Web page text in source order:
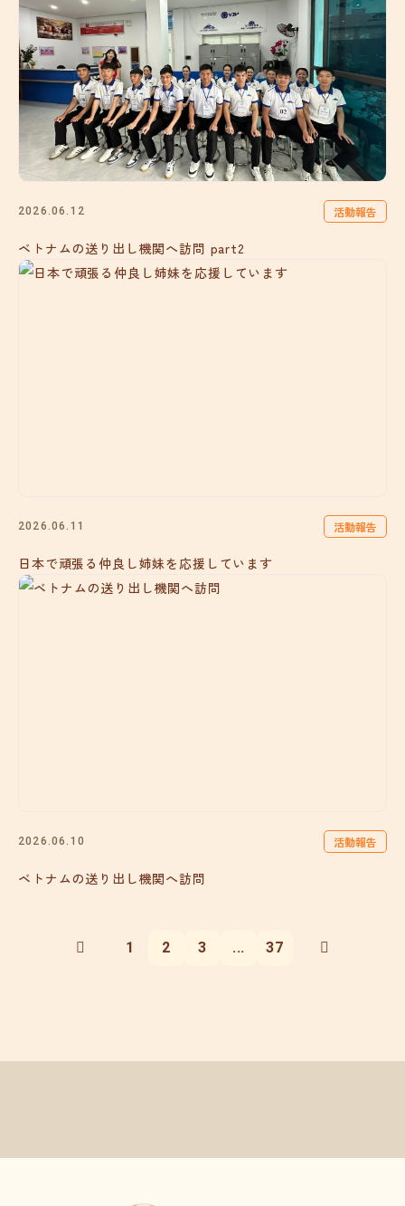
2026.06.12 活動報告
ベトナムの送り出し機関へ訪問 part2
2026.06.11 活動報告
日本で頑張る仲良し姉妹を応援しています
2026.06.10 活動報告
ベトナムの送り出し機関へ訪問
1 2 3 ... 37